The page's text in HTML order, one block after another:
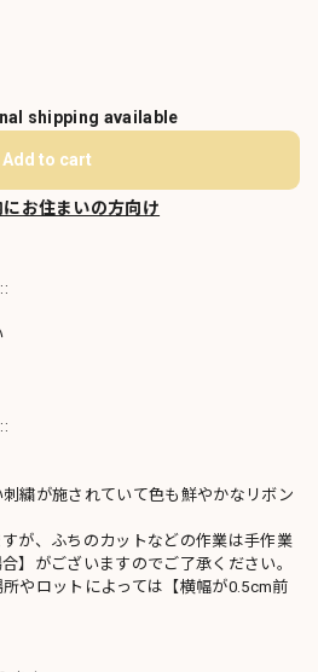
shipping available
Add to cart
にお住まいの方向け
繍が施されていて色も鮮やかなリボン
が、ふちのカットなどの作業は手作業
】がございますのでご了承ください。
やロットによっては【横幅が0.5cm前